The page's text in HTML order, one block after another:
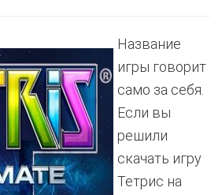
Название
игры говорит
само за себя.
Если вы
решили
скачать игру
Тетрис на